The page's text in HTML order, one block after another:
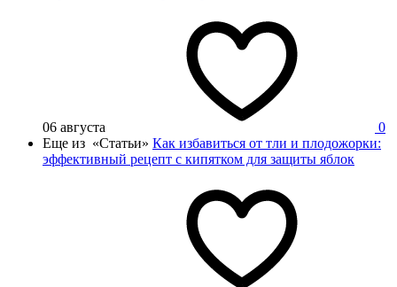
06 августа
0
Еще из «Статьи» Как избавиться от тли и плодожорки:
эффективный рецепт с кипятком для защиты яблок